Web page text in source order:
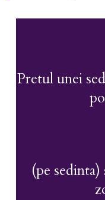
Pretul unei
(pe